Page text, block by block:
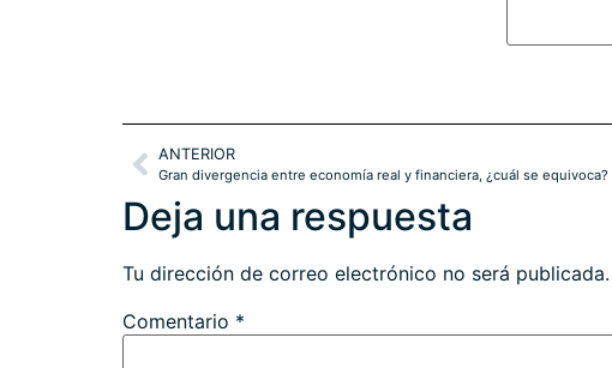
ANTERIOR
Gran divergencia entre economía real y financiera, ¿cuál se equivoca?
Deja una respuesta
Tu dirección de correo electrónico no será publicada.
Comentario *